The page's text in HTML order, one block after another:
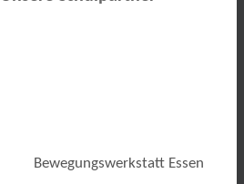
Bewegungswerkstatt Essen